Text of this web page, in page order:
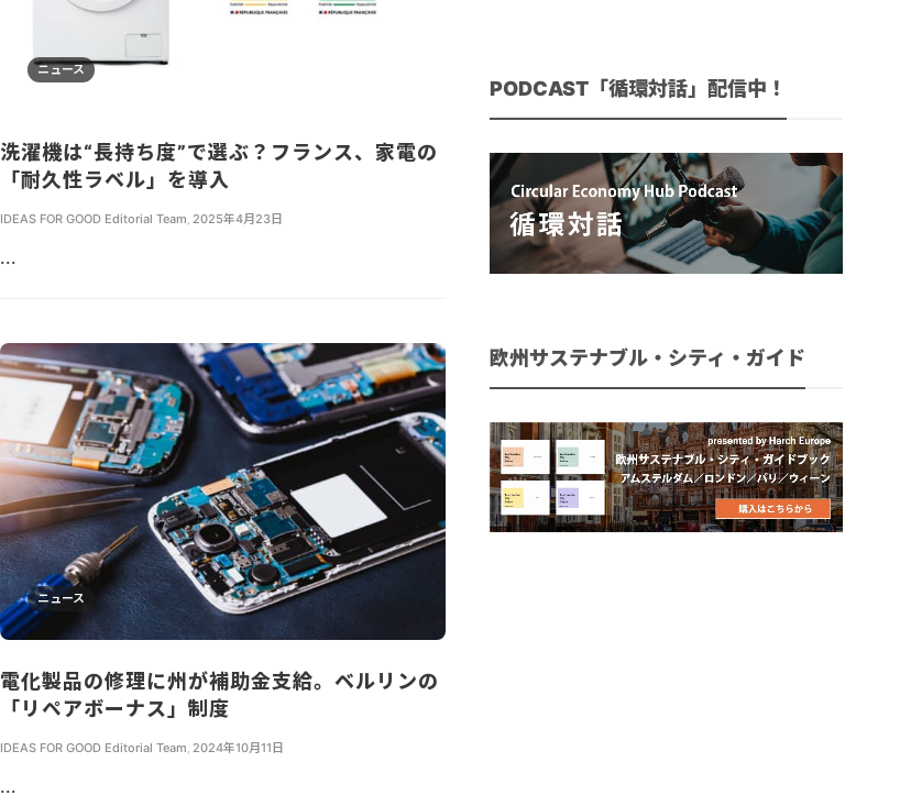
ニュース
洗濯機は“長持ち度”で選ぶ？フランス、家電の
「耐久性ラベル」を導入
IDEAS FOR GOOD Editorial Team 2025年4月23日
...
ニュース
電化製品の修理に州が補助金支給。ベルリンの
「リペアボーナス」制度
IDEAS FOR GOOD Editorial Team 2024年10月11日
...
PODCAST「循環対話」配信中！
欧州サステナブル・シティ・ガイド